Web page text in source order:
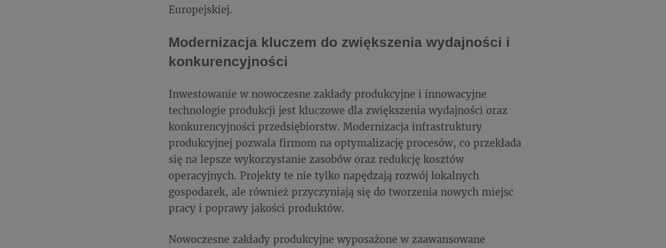
Europejskiej.
Modernizacja kluczem do zwiększenia wydajności i
konkurencyjności
Inwestowanie w nowoczesne zakłady produkcyjne i innowacyjne
technologie produkcji jest kluczowe dla zwiększenia wydajności oraz
konkurencyjności przedsiębiorstw. Modernizacja infrastruktury
produkcyjnej pozwala firmom na optymalizację procesów, co przekłada
się na lepsze wykorzystanie zasobów oraz redukcję kosztów
operacyjnych. Projekty te nie tylko napędzają rozwój lokalnych
gospodarek, ale również przyczyniają się do tworzenia nowych miejsc
pracy i poprawy jakości produktów.
Nowoczesne zakłady produkcyjne wyposażone w zaawansowane